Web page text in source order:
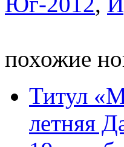
похожие
Титул
летняя